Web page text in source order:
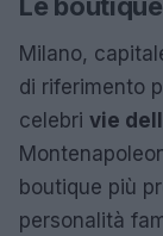
Milano,
di riferimento
celebri vie
boutique più
personalità